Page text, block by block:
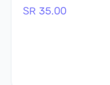
35.00 SR